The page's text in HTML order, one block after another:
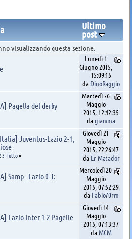
Ultimo
post
visualizzando questa sezione.
Lunedì 1
Giugno 2015,
15:09:15
da DinoRaggio
Pagella del derby
Martedì 26
Maggio
2015, 12:42:35
dagiamma
Juventus-Lazio 2-1,
3 Tutto»
Giovedì 21
Maggio
2015, 22:26:47
da Er Matador
Samp - Lazio 0-1:
Mercoledì 20
Maggio
2015, 07:52:29
da Fabio70rm
Lazio-Inter 1-2 Pagelle
Giovedì 14
Maggio
2015, 07:13:37
da MCM